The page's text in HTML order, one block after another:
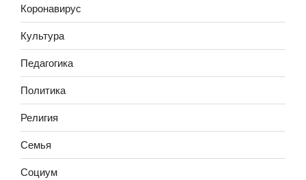
Коронавирус
Культура
Педагогика
Политика
Религия
Семья
Социум